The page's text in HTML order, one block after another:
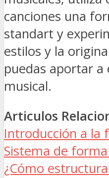
canciones una
standart y
estilos y la
puedas aportar
musical.
Articulos
Introducción a la
Sistema de
¿Cómo